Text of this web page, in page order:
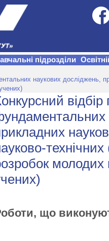
підрозділи
наукових досліджень,
відбір
що